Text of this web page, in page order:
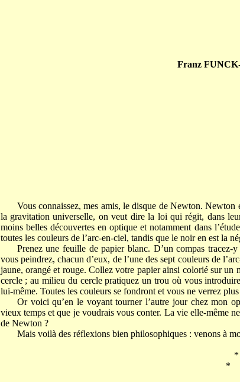
Franz
Vous connaissez, mes amis, le disque de Newton.
la gravitation universelle, on veut dire la loi qui régit, dans
moins belles découvertes en optique et notamment dans
toutes les couleurs de l’arc-en-ciel, tandis que le noir en est la
Prenez une feuille de papier blanc. D’un compas
vous peindrez, chacun d’eux, de l’une des sept couleurs de
jaune, orangé et rouge. Collez votre papier ainsi colorié sur un
cercle ; au milieu du cercle pratiquez un trou où vous
lui-même. Toutes les couleurs se fondront et vous ne verrez
Or voici qu’en le voyant tourner l’autre jour chez mon
vieux temps et que je voudrais vous conter. La vie elle-même
de Newton ?
Mais voilà des réflexions bien philosophiques : venons à
*
*